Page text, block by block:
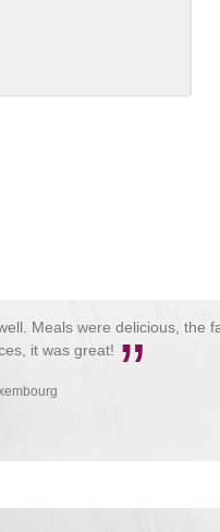
Meals were delicious, the
it was great! ”